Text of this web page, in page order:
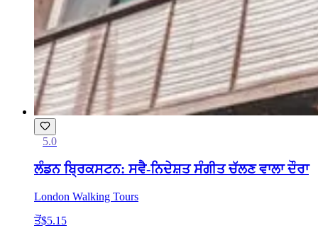
5.0
ਲੰਡਨ ਬ੍ਰਿਕਸਟਨ: ਸਵੈ-ਨਿਦੇਸ਼ਤ ਸੰਗੀਤ ਚੱਲਣ ਵਾਲਾ ਦੌਰਾ
London Walking Tours
ਤੋਂ$5.15